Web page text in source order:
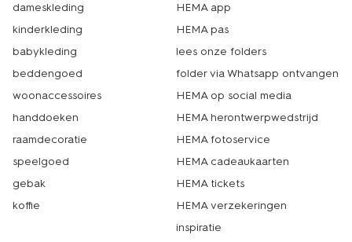
dameskleding
kinderkleding
babykleding
beddengoed
woonaccessoires
handdoeken
raamdecoratie
speelgoed
gebak
koffie
HEMA app
HEMA pas
lees onze folders
folder via Whatsapp ontvangen
HEMA op social media
HEMA herontwerpwedstrijd
HEMA fotoservice
HEMA cadeaukaarten
HEMA tickets
HEMA verzekeringen
inspiratie